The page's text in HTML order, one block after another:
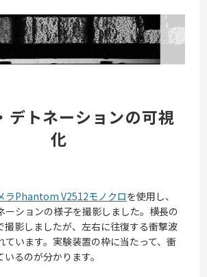
デトネーションの可視
化
ラPhantom V2512モノクロを使用し、
ーションの様子を撮影しました。横長の
撮影しましたが、左右に往復する衝撃波
ています。実験装置の枠に当たって、衝
るのが分かります。